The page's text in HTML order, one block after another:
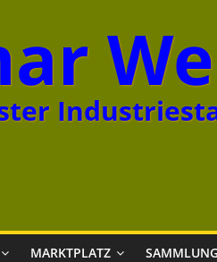
MARKTPLATZ SAMMLUNG